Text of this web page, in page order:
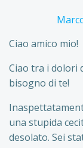
Ciao amico mio!
Ciao tra i dolori
bisogno di te!
una stupida
desolato. Sei